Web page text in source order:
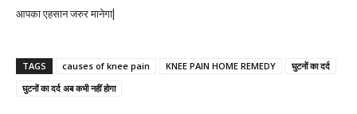
आपका एहसान जरुर मानेगा|
TAGS causes of knee pain KNEE PAIN HOME REMEDY
घुटनों का दर्द
घुटनों का दर्द अब कभी नहीं होगा